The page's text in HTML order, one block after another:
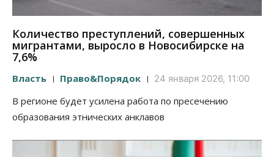
Количество преступлений, совершенных
мигрантами, выросло в Новосибирске на
7,6%
Власть Право&Порядок 24 января 2026, 11:00
В регионе будет усилена работа по пресечению
образования этнических анклавов